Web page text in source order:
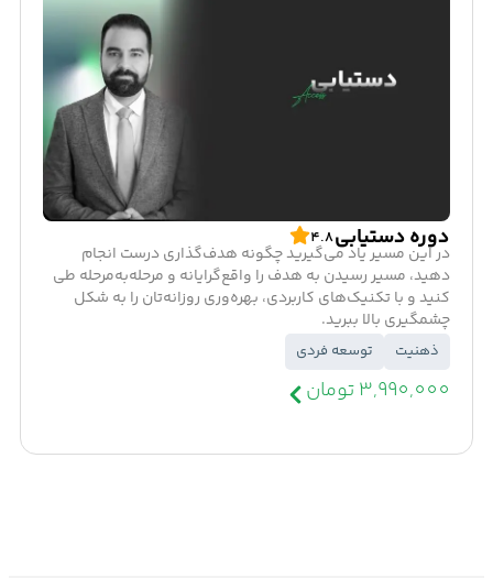
دوره دستیابی4.8
در این مسیر یاد می‌گیرید چگونه هدف‌گذاری درست انجام
دهید، مسیر رسیدن به هدف را واقع‌گرایانه و مرحله‌به‌مرحله طی
کنید و با تکنیک‌های کاربردی، بهره‌وری روزانه‌تان را به شکل
چشمگیری بالا ببرید.
ذهنیت توسعه فردی
3,990,000 تومان